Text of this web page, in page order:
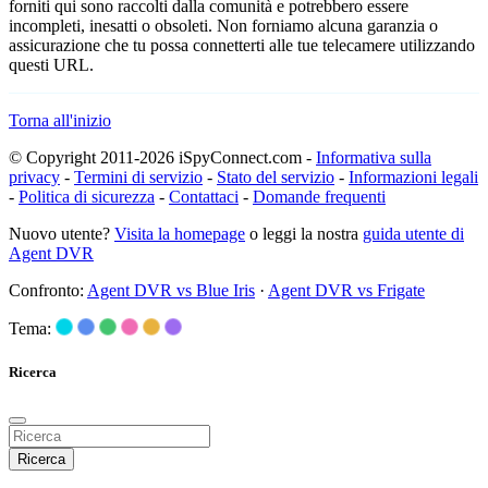
forniti qui sono raccolti dalla comunità e potrebbero essere
incompleti, inesatti o obsoleti. Non forniamo alcuna garanzia o
assicurazione che tu possa connetterti alle tue telecamere utilizzando
questi URL.
Torna all'inizio
© Copyright 2011-2026 iSpyConnect.com - Informativa sulla
privacy - Termini di servizio - Stato del servizio - Informazioni legali
- Politica di sicurezza - Contattaci - Domande frequenti
Nuovo utente? Visita la homepage o leggi la nostra guida utente di
Agent DVR
Confronto: Agent DVR vs Blue Iris · Agent DVR vs Frigate
Tema:
Ricerca
Ricerca